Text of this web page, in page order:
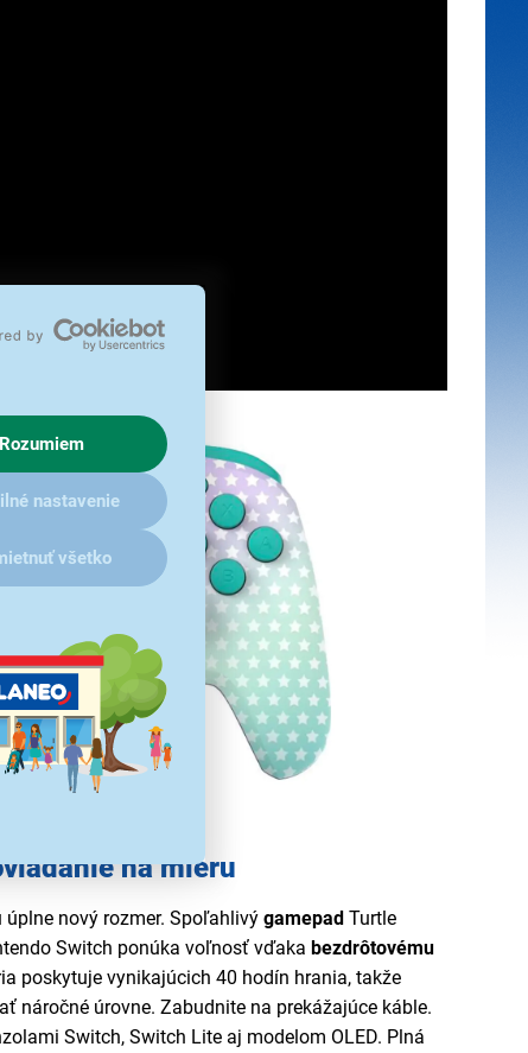
Rozumiem
nastavenie
všetko
na mieru
úplne nový rozmer. Spoľahlivý gamepadTurtle
Switch ponúka voľnosť vďaka bezdrôtovému
poskytuje vynikajúcich 40 hodín hrania, takže
náročné úrovne. Zabudnite na prekážajúce káble.
Switch, Switch Lite aj modelom OLED. Plná